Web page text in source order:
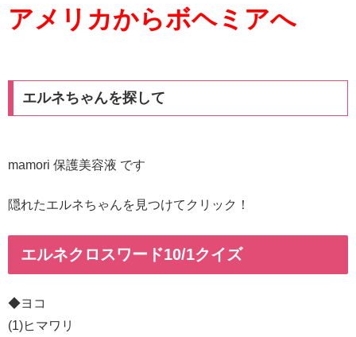
アメリカからボヘミアへ
エルネちゃんを探して
mamori 保護美容液 です
隠れたエルネちゃんを見つけてクリック！
エルネクロスワード10/1クイズ
◆ヨコ
(1)ヒマワリ